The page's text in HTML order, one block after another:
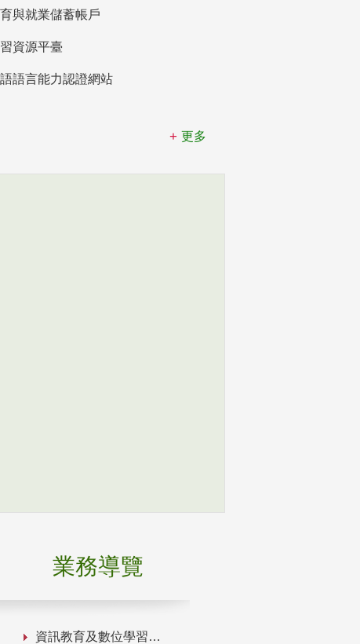
與就業儲蓄帳戶
資源平臺
語言能力認證網站
更多
業務導覽
資訊教育及數位學習